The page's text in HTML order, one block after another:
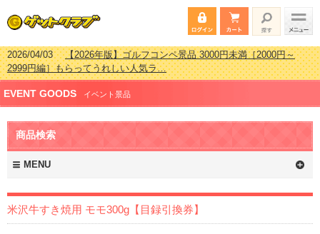
2026/04/03【2026年版】ゴルフコンペ景品 3000円未満［2000円～
2999円編］もらってうれしい人気ラ…
2026/02/16【2026年版】結婚式の二次会で貰って嬉しい景品とは？ 更
新しました！
2026/02/03【2026年版】ゴルフコンペ景品 3000円未満［2000円～
2999円編］もらってうれしい人気ラ…
2026/07/15
ング 更新しました！
EVENT GOODS イベント景品
商品検索
MENU
米沢牛すき焼用 モモ300g【目録引換券】